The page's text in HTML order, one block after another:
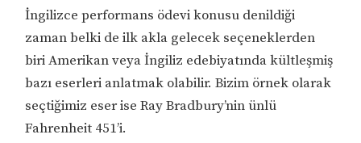
İngilizce performans ödevi konusu denildiği
zaman belki de ilk akla gelecek seçeneklerden
biri Amerikan veya İngiliz edebiyatında kültleşmiş
bazı eserleri anlatmak olabilir. Bizim örnek olarak
seçtiğimiz eser ise Ray Bradbury’nin ünlü
Fahrenheit 451’i.